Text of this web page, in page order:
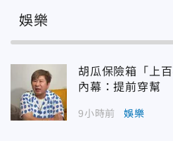
娛樂
胡瓜保險箱「上
內幕：提前穿幫
9小時前 娛樂